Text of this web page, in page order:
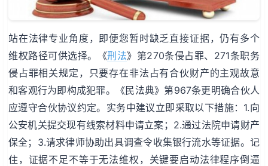
站在法律专业角度，即便您暂时缺乏直接证据，仍有多个
维权路径可供选择。《刑法》第270条侵占罪、271条职务
侵占罪相关规定，只要存在非法占有合伙财产的主观故意
和客观行为即构成犯罪。《民法典》第967条更明确合伙人
应遵守合伙协议约定。实务中建议立即采取以下措施：1.向
公安机关提交现有线索材料申请立案；2.通过法院申请财产
保全；3.请求律师协助出具调查令收集银行流水等证据。记
住，证据不足不等于无法维权，关键要启动法律程序倒逼